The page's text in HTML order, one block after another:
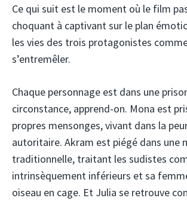
Ce qui suit est le moment où le film
choquant à captivant sur le plan
les vies des trois protagonistes
s’entremêler.
Chaque personnage est dans une
circonstance, apprend-on. Mona est
propres mensonges, vivant dans la
autoritaire. Akram est piégé dans une
traditionnelle, traitant les sudistes
intrinsèquement inférieurs et sa
oiseau en cage. Et Julia se retrouve